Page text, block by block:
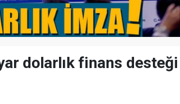
dolarlık finans desteği